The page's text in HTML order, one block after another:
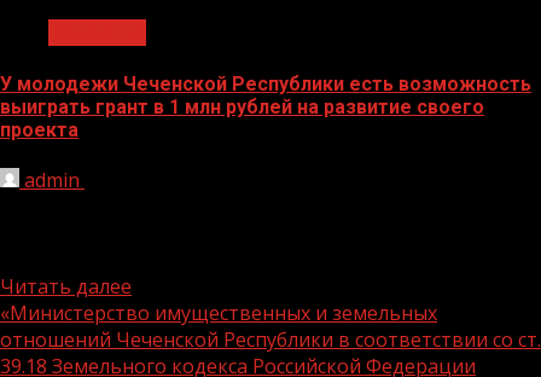
У молодежи Чеченской Республики есть возможность
выиграть грант в 1 млн рублей на развитие своего
проекта
admin
Читать далее
«Министерство имущественных и земельных
отношений Чеченской Республики в соответствии со ст.
39.18 Земельного кодекса Российской Федерации